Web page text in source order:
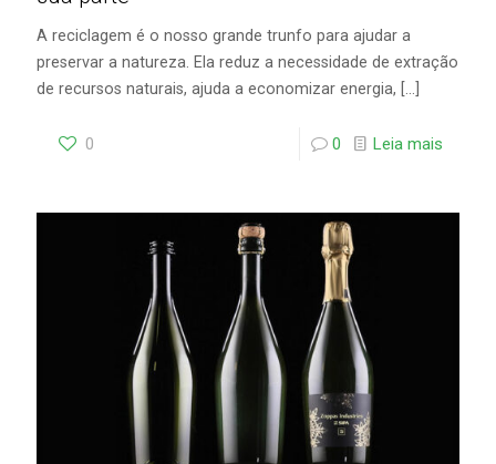
A reciclagem é o nosso grande trunfo para ajudar a
preservar a natureza. Ela reduz a necessidade de extração
de recursos naturais, ajuda a economizar energia, […]
0 0 Leia mais